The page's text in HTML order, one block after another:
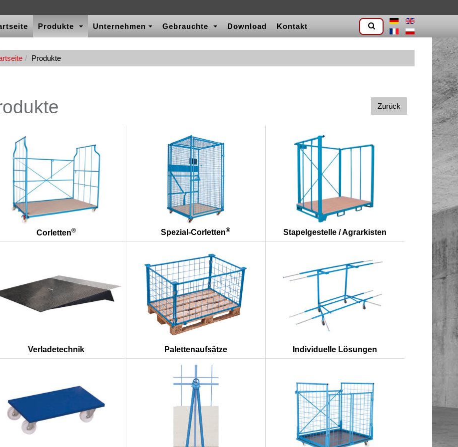
Produkte Unternehmen Gebrauchte Download Kontakt
Produkte
Zurück
Corletten® Spezial-Corletten® Stapelgestelle / Agrarkisten
Verladetechnik Palettenaufsätze Individuelle Lösungen